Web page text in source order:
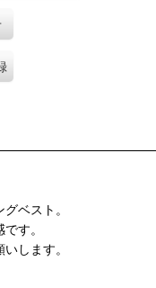
ベスト。
す。
します。